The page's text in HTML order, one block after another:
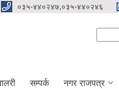
०३५-४४०२४७,०३५-४४०२४६
सम्पर्क नगर राजपत्र